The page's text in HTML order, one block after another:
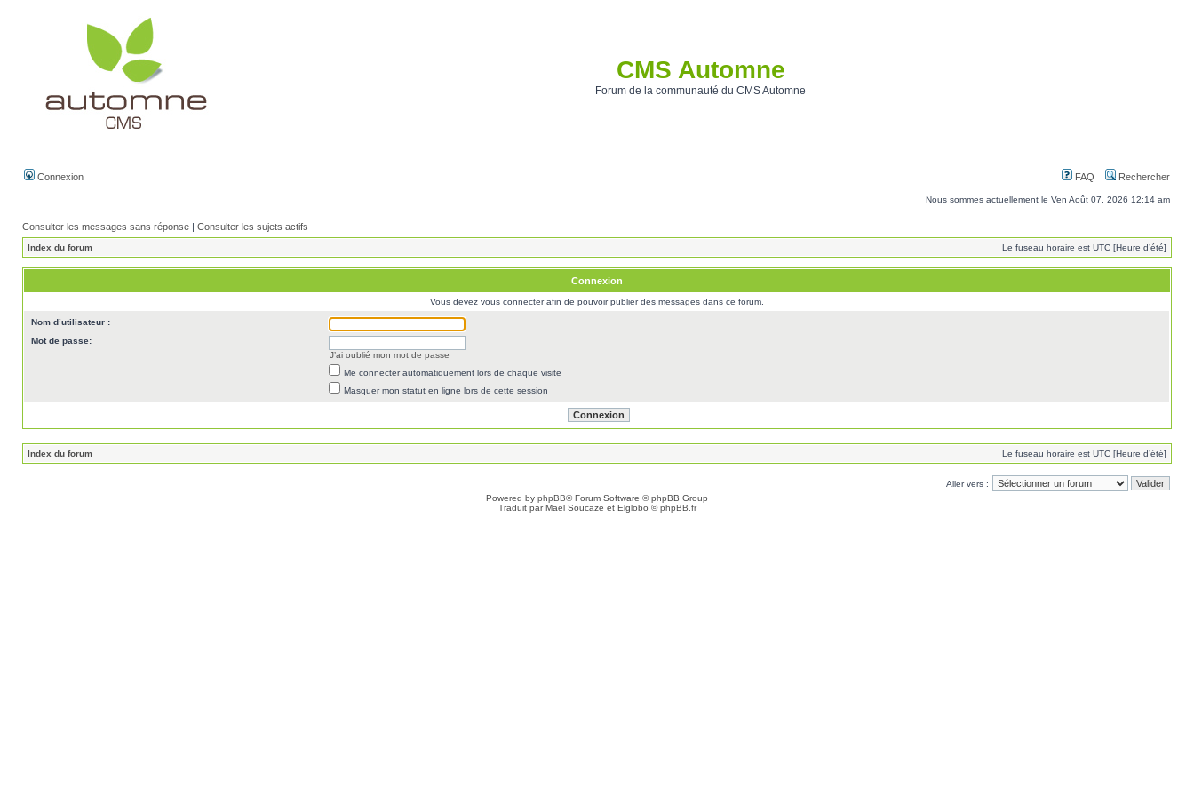
CMS Automne
Forum de la communauté du CMS Automne
Connexion FAQ Rechercher
Nous sommes actuellement le Ven Août 07, 2026 12:14 am
Consulter les messages sans réponse | Consulter les sujets actifs
Index du forum Le fuseau horaire est UTC [Heure d’été]
Connexion
Vous devez vous connecter afin de pouvoir publier des messages dans ce forum.
Nom d’utilisateur :
Mot de passe:
J’ai oublié mon mot de passe
Me connecter automatiquement lors de chaque visite
Masquer mon statut en ligne lors de cette session
Index du forum Le fuseau horaire est UTC [Heure d’été]
Aller vers :
Powered by phpBB® Forum Software © phpBB Group
Traduit par Maël Soucaze et Elglobo ©phpBB.fr